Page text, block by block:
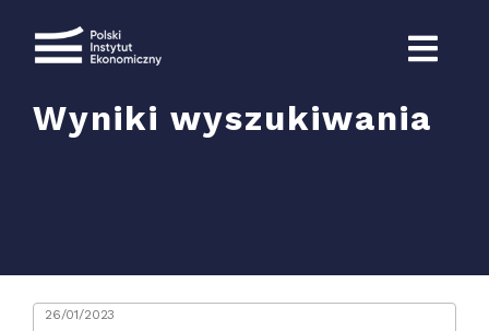
Wyniki wyszukiwania
26/01/2023